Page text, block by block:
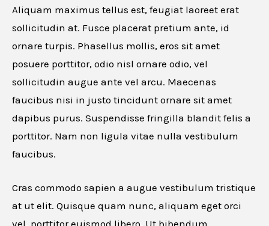
Aliquam maximus tellus est, feugiat laoreet erat
sollicitudin at. Fusce placerat pretium ante, id
ornare turpis. Phasellus mollis, eros sit amet
posuere porttitor, odio nisl ornare odio, vel
sollicitudin augue ante vel arcu. Maecenas
faucibus nisi in justo tincidunt ornare sit amet
dapibus purus. Suspendisse fringilla blandit felis a
porttitor. Nam non ligula vitae nulla vestibulum
faucibus.
Cras commodo sapien a augue vestibulum tristique
at ut elit. Quisque quam nunc, aliquam eget orci